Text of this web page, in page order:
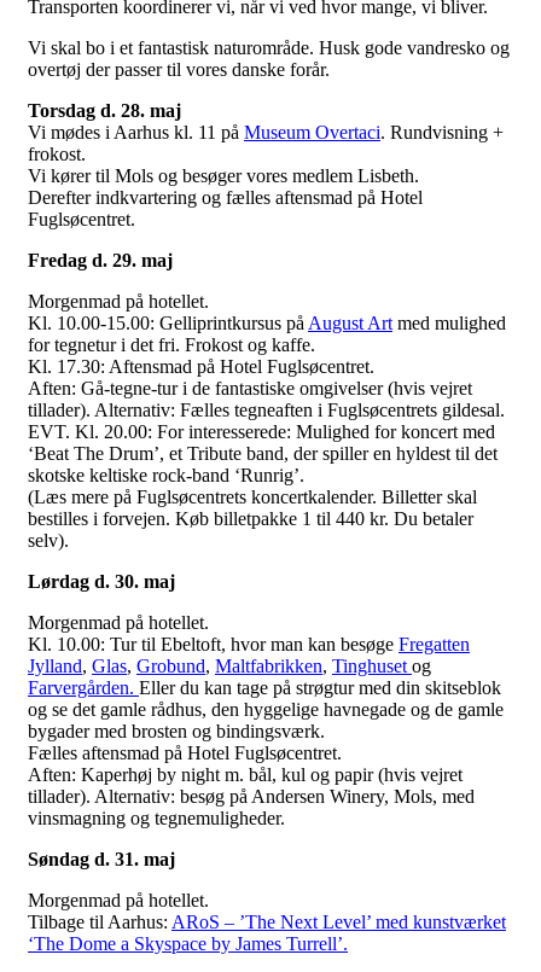
Transporten koordinerer vi, når vi ved hvor mange, vi bliver.
Vi skal bo i et fantastisk naturområde. Husk gode vandresko og
overtøj der passer til vores danske forår.
Torsdag d. 28. maj
Vi mødes i Aarhus kl. 11 på Museum Overtaci. Rundvisning +
frokost.
Vi kører til Mols og besøger vores medlem Lisbeth.
Derefter indkvartering og fælles aftensmad på Hotel
Fuglsøcentret.
Fredag d. 29. maj
Morgenmad på hotellet.
Kl. 10.00-15.00: Gelliprintkursus på August Art med mulighed
for tegnetur i det fri. Frokost og kaffe.
Kl. 17.30: Aftensmad på Hotel Fuglsøcentret.
Aften: Gå-tegne-tur i de fantastiske omgivelser (hvis vejret
tillader). Alternativ: Fælles tegneaften i Fuglsøcentrets gildesal.
EVT. Kl. 20.00: For interesserede: Mulighed for koncert med
‘Beat The Drum’, et Tribute band, der spiller en hyldest til det
skotske keltiske rock-band ‘Runrig’.
(Læs mere på Fuglsøcentrets koncertkalender. Billetter skal
bestilles i forvejen. Køb billetpakke 1 til 440 kr. Du betaler
selv).
Lørdag d. 30. maj
Morgenmad på hotellet.
Kl. 10.00: Tur til Ebeltoft, hvor man kan besøge Fregatten
Jylland, Glas, Grobund, Maltfabrikken, Tinghuset og
Farvergården. Eller du kan tage på strøgtur med din skitseblok
og se det gamle rådhus, den hyggelige havnegade og de gamle
bygader med brosten og bindingsværk.
Fælles aftensmad på Hotel Fuglsøcentret.
Aften: Kaperhøj by night m. bål, kul og papir (hvis vejret
tillader). Alternativ: besøg på Andersen Winery, Mols, med
vinsmagning og tegnemuligheder.
Søndag d. 31. maj
Morgenmad på hotellet.
Tilbage til Aarhus: ARoS – ’The Next Level’ med kunstværket
‘The Dome a Skyspace by James Turrell’.